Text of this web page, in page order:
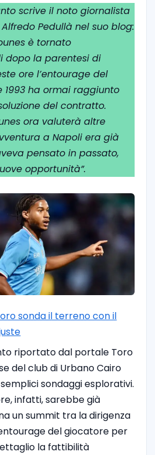
scrive il noto giornalista
Pedullà nel suo blog:
è tornato
dopo la parentesi di
ore l’entourage del
ha ormai raggiunto
del contratto.
ora valuterà altre
a Napoli era già
pensato in passato,
opportunità”.
sonda il terreno con il
riportato dal portale Toro
del club di Urbano Cairo
sondaggi esplorativi.
infatti, sarebbe già
un summit tra la dirigenza
del giocatore per
la fattibilità